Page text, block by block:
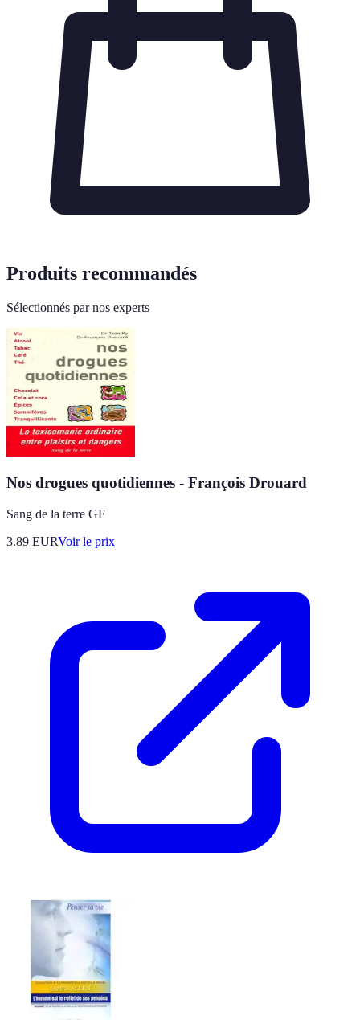
Produits recommandés
Sélectionnés par nos experts
Nos drogues quotidiennes - François Drouard
Sang de la terre GF
3.89 EURVoir le prix